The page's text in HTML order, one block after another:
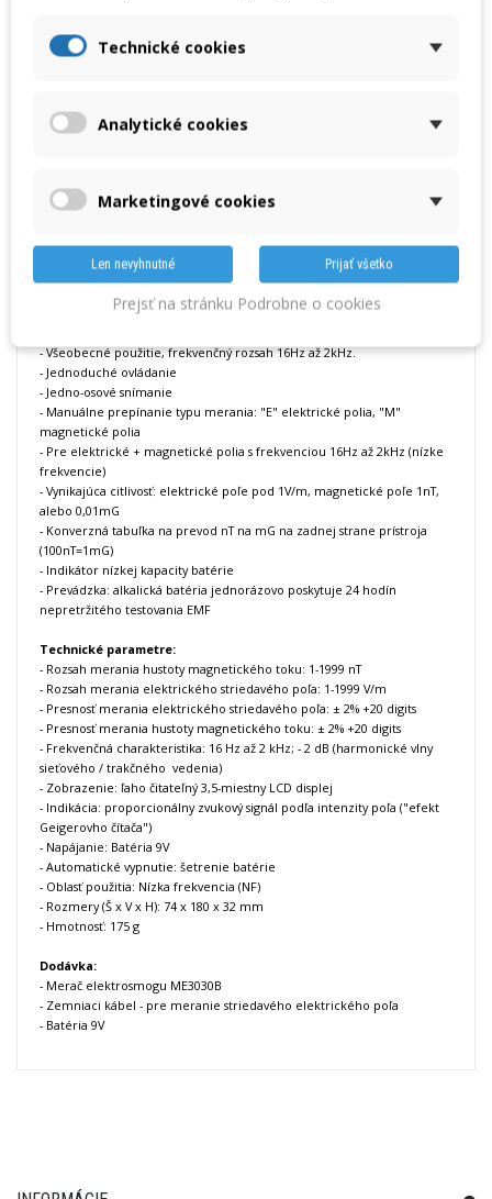
« Predchádzajúci produkt Nasledujúci produkt »
Gaussmeter
- Vhodný na detekciu a analýzu magnetického a elektrického poľa.
- Zdroje žiarenia zahŕňajú všetky spotrebiče,
elektronické prístroje
vedenie, chyby a poruchy velektroinštaláciach,
- Všeobecné použitie, frekvenčný rozsah 16Hz až 2kHz.
- Jednoduché ovládanie
- Jedno-osové snímanie
- Manuálne prepínanie typu merania: "E" elektrické polia, "M"
magnetické polia
- Pre elektrické + magnetické polia s frekvenciou 16Hz až 2kHz (nízke
frekvencie)
- Vynikajúca citlivosť: elektrické poľe pod 1V/m, magnetické poľe 1nT,
alebo 0,01mG
- Konverzná tabuľka na prevod nT na mG na zadnej strane prístroja
(100nT=1mG)
- Indikátor nízkej kapacity batérie
- Prevádzka: alkalická batéria jednorázovo poskytuje 24 hodín
nepretržitého testovania EMF
Technické parametre:
- Rozsah merania hustoty magnetického toku: 1-1999 nT
- Rozsah merania elektrického striedavého poľa: 1-1999 V/m
- Presnosť merania elektrického striedavého poľa: ± 2% +20 digits
- Presnosť merania hustoty magnetického toku: ± 2% +20 digits
- Frekvenčná charakteristika: 16 Hz až 2 kHz; - 2 dB (harmonické vlny
sieťového / trakčného vedenia)
- Zobrazenie: ľaho čitateľný 3,5-miestny LCD displej
- Indikácia: proporcionálny zvukový signál podľa intenzity poľa ("efekt
Geigerovho čítača")
- Napájanie: Batéria 9V
- Automatické vypnutie: šetrenie batérie
- Oblasť použitia: Nízka frekvencia (NF)
- Rozmery (Š x V x H): 74 x 180 x 32 mm
- Hmotnosť: 175 g
Dodávka:
- Merač elektrosmogu ME3030B
- Zemniaci kábel - pre meranie striedavého elektrického poľa
- Batéria 9V
Technické cookies
Analytické cookies
Marketingové cookies
Len nevyhnutné Prijať všetko
Prejsť na stránku Podrobne o cookies